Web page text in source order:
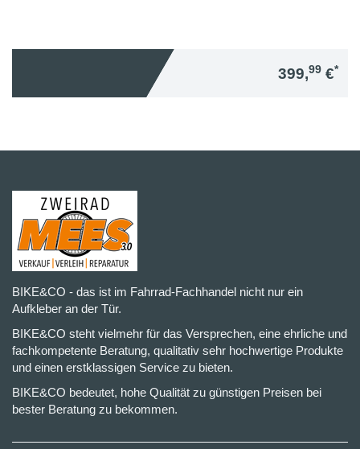
399,99 €*
BIKE&CO - das ist im Fahrrad-Fachhandel nicht nur ein
Aufkleber an der Tür.
BIKE&CO steht vielmehr für das Versprechen, eine ehrliche und
fachkompetente Beratung, qualitativ sehr hochwertige Produkte
und einen erstklassigen Service zu bieten.
BIKE&CO bedeutet, hohe Qualität zu günstigen Preisen bei
bester Beratung zu bekommen.